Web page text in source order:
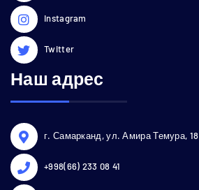
Instagram
Twitter
Наш адрес
г. Самарканд, ул. Амира Темура, 18
+998(66) 233 08 41